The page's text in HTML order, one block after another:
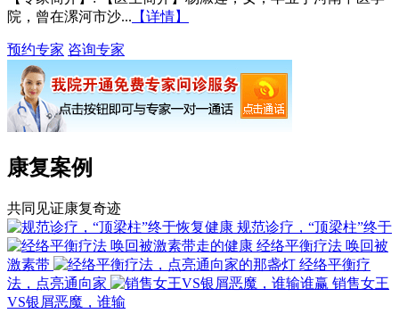
院，曾在漯河市沙... 【详情】
预约专家 咨询专家
康复案例
共同见证康复奇迹
规范诊疗，“顶梁柱”终于
经络平衡疗法 唤回被
激素带
经络平衡疗
法，点亮通向家
销售女王
VS银屑恶魔，谁输